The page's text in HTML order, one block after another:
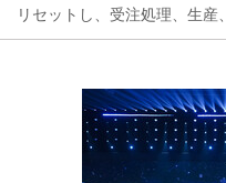
リセットし、受注処理、生